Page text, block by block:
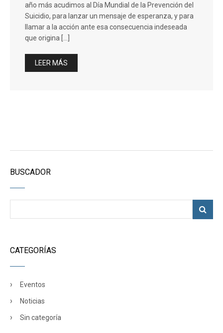
año más acudimos al Día Mundial de la Prevención del
Suicidio, para lanzar un mensaje de esperanza, y para
llamar a la acción ante esa consecuencia indeseada
que origina […]
LEER MÁS
BUSCADOR
CATEGORÍAS
Eventos
Noticias
Sin categoría